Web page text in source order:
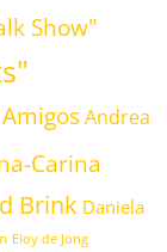
Show"
Amigos Andrea
Carina
Brink Daniela
Eloy de Jong